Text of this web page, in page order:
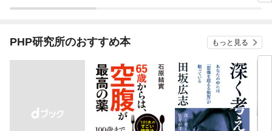
PHP研究所のおすすめ本 もっと見る